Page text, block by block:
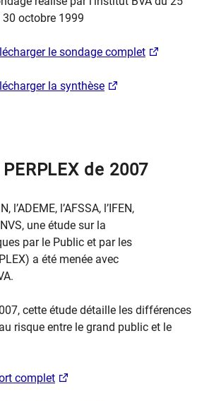
30 octobre 1999
le sondage complet
la synthèse
de 2007
l’ADEME, l’AFSSA, l’IFEN,
une étude sur la
par le Public et par les
a été menée avec
cette étude détaille les différences
risque entre le grand public et le
complet